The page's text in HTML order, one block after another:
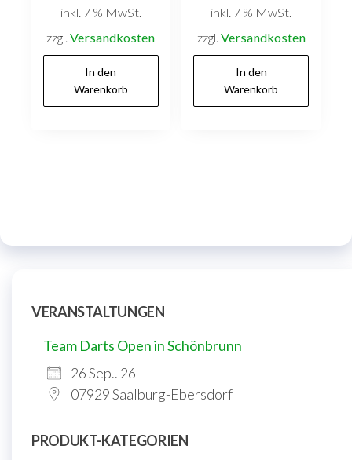
inkl. 7 % MwSt.
zzgl.Versandkosten
In den
Warenkorb
inkl. 7 % MwSt.
zzgl. Versandkosten
In den
Warenkorb
VERANSTALTUNGEN
Team Darts Open in Schönbrunn
26 Sep.. 26
07929 Saalburg-Ebersdorf
PRODUKT-KATEGORIEN